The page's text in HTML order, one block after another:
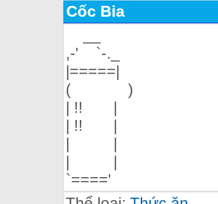
Cốc Bia
,-' `-._
|=====|
( )
| !! |
| !! |
| |
| |
`===='